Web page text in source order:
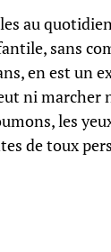
au
sans
en est un
ni marcher
les
de toux